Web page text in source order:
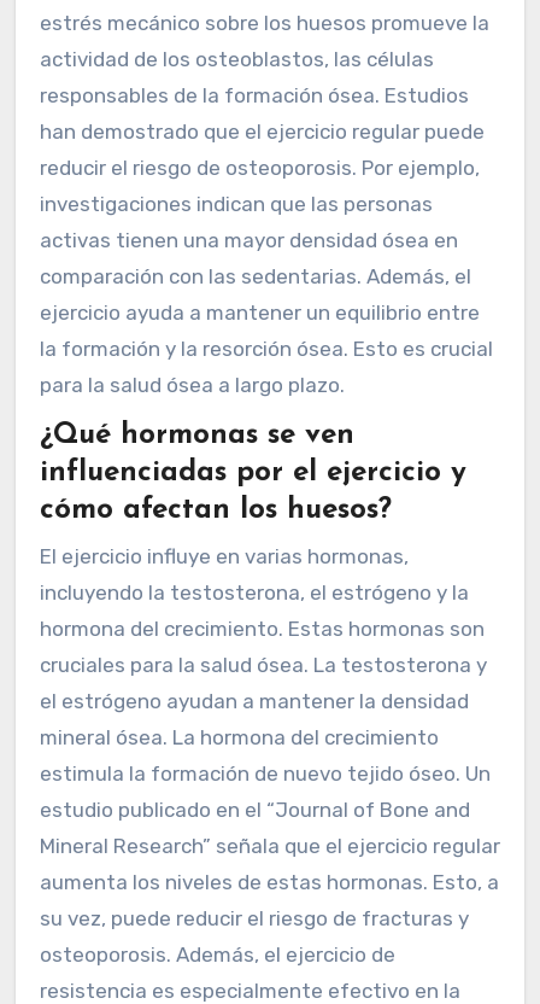
estrés mecánico sobre los huesos promueve la
actividad de los osteoblastos, las células
responsables de la formación ósea. Estudios
han demostrado que el ejercicio regular puede
reducir el riesgo de osteoporosis. Por ejemplo,
investigaciones indican que las personas
activas tienen una mayor densidad ósea en
comparación con las sedentarias. Además, el
ejercicio ayuda a mantener un equilibrio entre
la formación y la resorción ósea. Esto es crucial
para la salud ósea a largo plazo.
¿Qué hormonas se ven
influenciadas por el ejercicio y
cómo afectan los huesos?
El ejercicio influye en varias hormonas,
incluyendo la testosterona, el estrógeno y la
hormona del crecimiento. Estas hormonas son
cruciales para la salud ósea. La testosterona y
el estrógeno ayudan a mantener la densidad
mineral ósea. La hormona del crecimiento
estimula la formación de nuevo tejido óseo. Un
estudio publicado en el “Journal of Bone and
Mineral Research” señala que el ejercicio regular
aumenta los niveles de estas hormonas. Esto, a
su vez, puede reducir el riesgo de fracturas y
osteoporosis. Además, el ejercicio de
resistencia es especialmente efectivo en la